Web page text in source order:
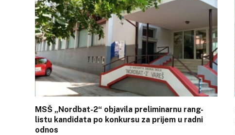
MSŠ „Nordbat-2“ objavila preliminarnu rang-
listu kandidata po konkursu za prijem u radni
odnos